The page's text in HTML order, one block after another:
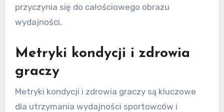
przyczynia się do całościowego obrazu
wydajności.
Metryki kondycji i zdrowia
graczy
Metryki kondycji i zdrowia graczy są kluczowe
dla utrzymania wydajności sportowców i